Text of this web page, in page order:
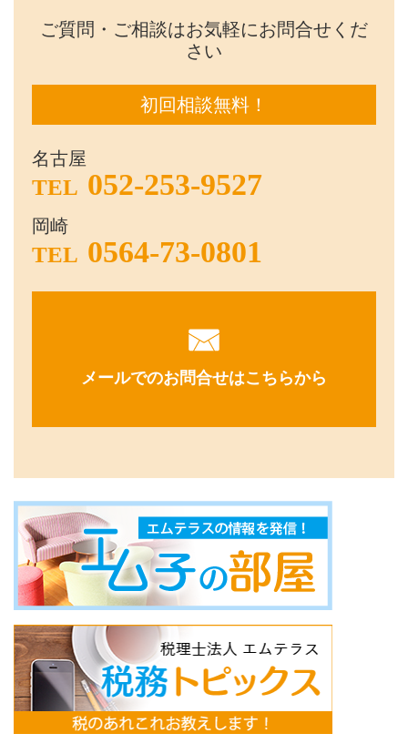
ご質問・ご相談はお気軽にお問合せくだ
さい
初回相談無料！
名古屋
TEL 052-253-9527
岡崎
TEL 0564-73-0801
メールでのお問合せはこちらから